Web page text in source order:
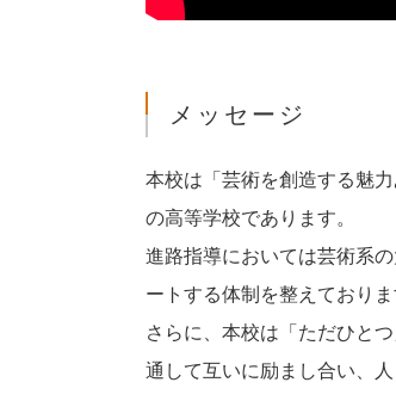
メッセージ
本校は「芸術を創造する魅
の高等学校であります。
進路指導においては芸術系
ートする体制を整えておりま
さらに、本校は「ただひと
通して互いに励まし合い、